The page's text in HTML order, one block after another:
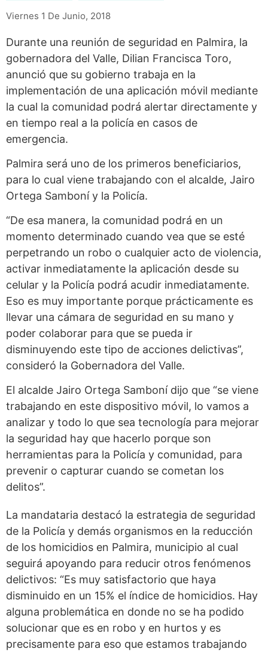
Viernes 1 De Junio, 2018
Durante una reunión de seguridad en Palmira, la
gobernadora del Valle, Dilian Francisca Toro,
anunció que su gobierno trabaja en la
implementación de una aplicación móvil mediante
la cual la comunidad podrá alertar directamente y
en tiempo real a la policía en casos de
emergencia.
Palmira será uno de los primeros beneficiarios,
para lo cual viene trabajando con el alcalde, Jairo
Ortega Samboní y la Policía.
“De esa manera, la comunidad podrá en un
momento determinado cuando vea que se esté
perpetrando un robo o cualquier acto de violencia,
activar inmediatamente la aplicación desde su
celular y la Policía podrá acudir inmediatamente.
Eso es muy importante porque prácticamente es
llevar una cámara de seguridad en su mano y
poder colaborar para que se pueda ir
disminuyendo este tipo de acciones delictivas”,
consideró la Gobernadora del Valle.
El alcalde Jairo Ortega Samboní dijo que “se viene
trabajando en este dispositivo móvil, lo vamos a
analizar y todo lo que sea tecnología para mejorar
la seguridad hay que hacerlo porque son
herramientas para la Policía y comunidad, para
prevenir o capturar cuando se cometan los
delitos”.
La mandataria destacó la estrategia de seguridad
de la Policía y demás organismos en la reducción
de los homicidios en Palmira, municipio al cual
seguirá apoyando para reducir otros fenómenos
delictivos: “Es muy satisfactorio que haya
disminuido en un 15% el índice de homicidios. Hay
alguna problemática en donde no se ha podido
solucionar que es en robo y en hurtos y es
precisamente para eso que estamos trabajando